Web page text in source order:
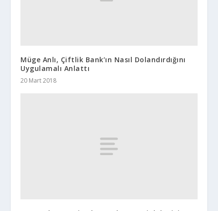
Müge Anlı, Çiftlik Bank’ın Nasıl Dolandırdığını
Uygulamalı Anlattı
20 Mart 2018